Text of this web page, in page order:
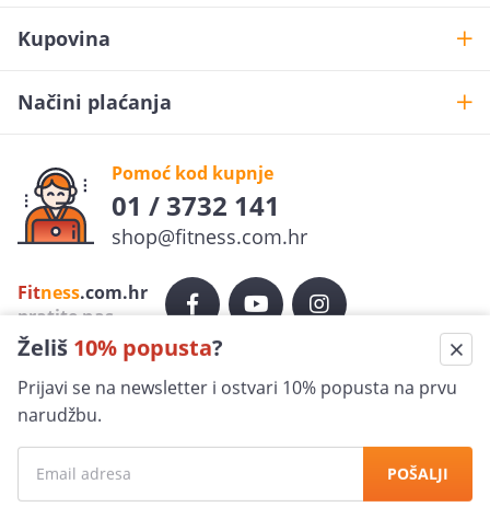
Prijavi se na newsletter i ostvari 10% popusta na prvu
narudžbu.
POŠALJI
adresa) koristi u marketinške svrhe (primanje
newslettera i obavijesti o promotivnim aktivnostima)
Kupovina
Načini plaćanja
Pomoć kod kupnje
01 / 3732 141
shop@fitness.com.hr
Fitness.com.hr
pratite nas
Sigurna kupovina
Ekspresna dostava